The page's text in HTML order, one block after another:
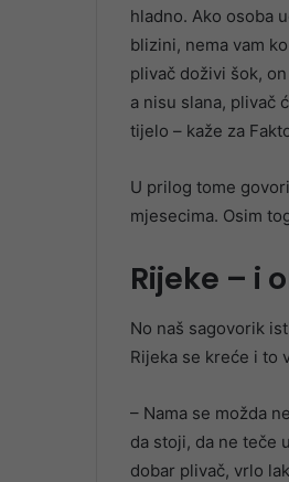
hladno. Ako osoba
blizini, nema vam
plivač doživi šok,
a nisu slana, plivač
tijelo – kaže za
U prilog tome
mjesecima. Osim
Rijeke – i
No naš sagovorik
Rijeka se kreće i to
– Nama se možda
da stoji, da ne teče
dobar plivač, vrlo